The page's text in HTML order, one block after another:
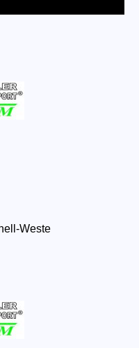
Weste